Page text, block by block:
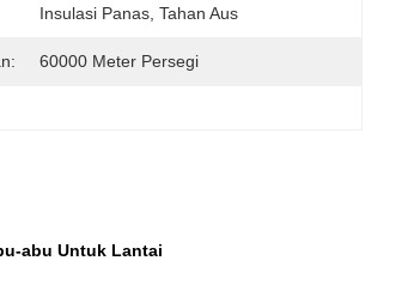
Insulasi Panas, Tahan Aus
60000 Meter Persegi
abu Untuk Lantai